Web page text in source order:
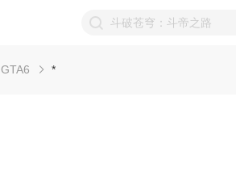
GTA6 *